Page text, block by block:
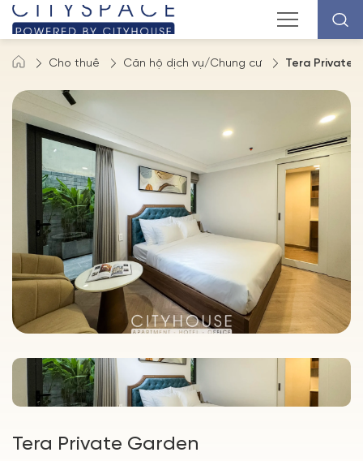
Cho thuê Căn hộ dịch vụ/Chung cư Tera Private
Tera Private Garden